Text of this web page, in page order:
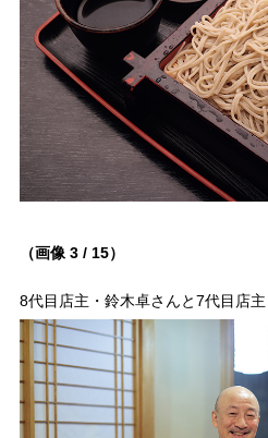
（画像 3 / 15）
8代目店主・鈴木卓さんと7代目店